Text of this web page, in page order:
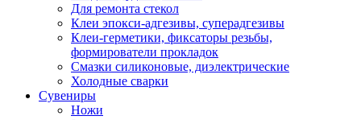
Для ремонта стекол
Клеи эпокси-адгезивы, суперадгезивы
Клеи-герметики, фиксаторы резьбы,
формирователи прокладок
Смазки силиконовые, диэлектрические
Холодные сварки
Сувениры
Ножи